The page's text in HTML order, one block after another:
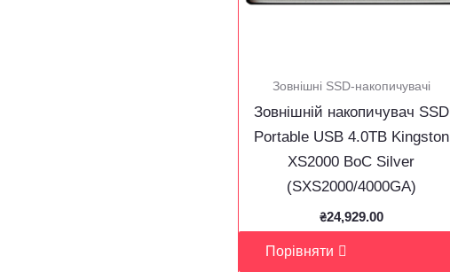
Зовнішні SSD-накопичувачі
Зовнішній накопичувач SSD
Portable USB 4.0ТB Kingston
XS2000 BoC Silver
(SXS2000/4000GA)
₴24,929.00
Порівняти